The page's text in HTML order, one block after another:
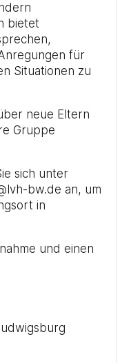
bietet
für
Situationen zu
neue Eltern
Gruppe
sich unter
bw.de an, um
in
und einen